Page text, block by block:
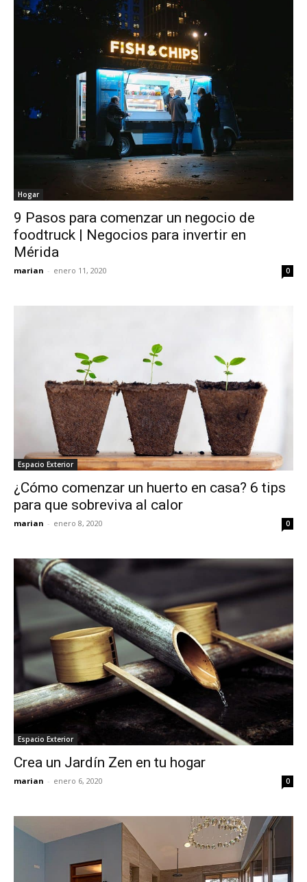
Hogar
9 Pasos para comenzar un negocio de
foodtruck | Negocios para invertir en
Mérida
marian - enero 11, 2020 0
Espacio Exterior
¿Cómo comenzar un huerto en casa? 6 tips
para que sobreviva al calor
marian - enero 8, 2020 0
Espacio Exterior
Crea un Jardín Zen en tu hogar
marian - enero 6, 2020 0